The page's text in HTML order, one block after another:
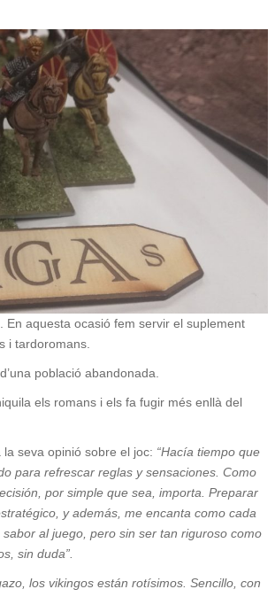
aquesta ocasió fem servir el suplement
i tardoromans.
població abandonada.
els romans i els fa fugir més enllà del
seva opinió sobre el joc: “Hacía tiempo que
para refrescar reglas y sensaciones. Como
por simple que sea, importa. Preparar
y además, me encanta como cada
al juego, pero sin ser tan riguroso como
sin duda”.
los vikingos están rotísimos. Sencillo, con